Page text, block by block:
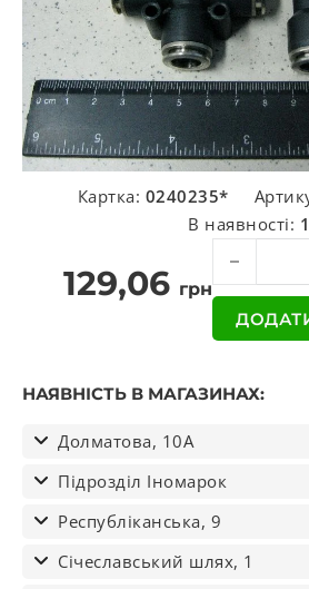
Картка: 0240235*
В наявності: 1
129,06 грн
Фітінг
НАЯВНІСТЬ В МАГАЗИНАХ:
Долматова, 10А
Підрозділ Іномарок
Республіканська, 9
Січеславський шлях, 1